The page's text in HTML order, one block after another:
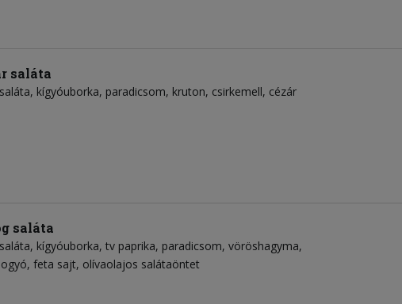
saláta
kígyóuborka paradicsom kruton csirkemell cézár
saláta
kígyóuborka tv paprika paradicsom vöröshagyma
feta sajt olívaolajos salátaöntet